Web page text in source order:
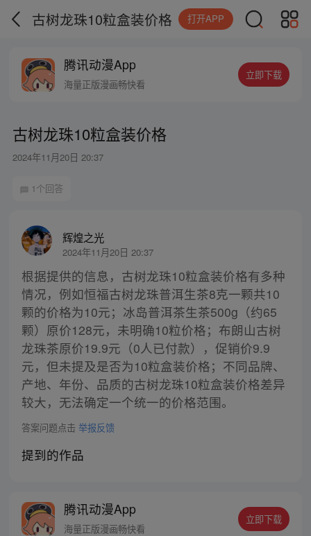
古树龙珠10粒盒装价格 打开APP
腾讯动漫App
海量正版漫画畅快看
立即下载
古树龙珠10粒盒装价格
2024年11月20日 20:37
1个回答
辉煌之光
2024年11月20日 20:37
根据提供的信息，古树龙珠10粒盒装价格有多种
情况，例如恒福古树龙珠普洱生茶8克一颗共10
颗的价格为10元；冰岛普洱茶生茶500g（约65
颗）原价128元，未明确10粒价格；布朗山古树
龙珠茶原价19.9元（0人已付款），促销价9.9
元，但未提及是否为10粒盒装价格；不同品牌、
产地、年份、品质的古树龙珠10粒盒装价格差异
较大，无法确定一个统一的价格范围。
答案问题点击 举报反馈
提到的作品
腾讯动漫App
海量正版漫画畅快看
立即下载